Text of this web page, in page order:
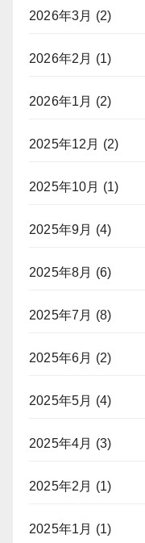
2026年3月 (2)
2026年2月 (1)
2026年1月 (2)
2025年12月 (2)
2025年10月 (1)
2025年9月 (4)
2025年8月 (6)
2025年7月 (8)
2025年6月 (2)
2025年5月 (4)
2025年4月 (3)
2025年2月 (1)
2025年1月 (1)